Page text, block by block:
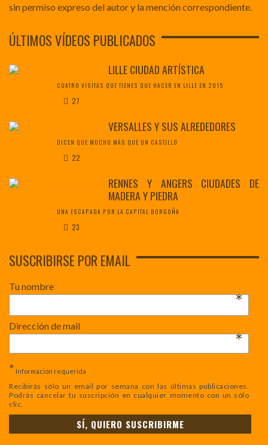
sin permiso expreso del autor y la mención correspondiente.
ÚLTIMOS VÍDEOS PUBLICADOS
LILLE CIUDAD ARTÍSTICA
CUATRO VISITAS QUE TIENES QUE HACER EN LILLE EN 2015
27
VERSALLES Y SUS ALREDEDORES
DICEN QUE MUCHO MÁS QUE UN CASTILLO
22
RENNES Y ANGERS CIUDADES DE
MADERA Y PIEDRA
UNA ESCAPADA POR LA CAPITAL BORGOÑA
23
SUSCRIBIRSE POR EMAIL
Tu nombre
*
Dirección de mail
*
* Información requerida
Recibirás sólo un email por semana con las últimas publicaciones.
Podrás cancelar tu suscripción en cualquier momento con un sólo
clic.